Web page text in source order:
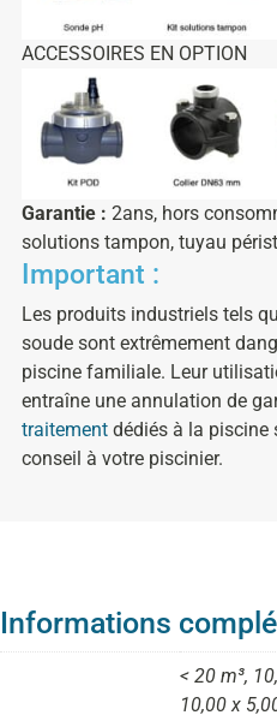
ACCESSOIRES EN OPTION
Garantie : 2ans, hors
solutions tampon, tuyau
Important :
Les produits industriels tels
soude sont extrêmement
piscine familiale. Leur
entraîne une annulation de
traitement dédiés à la piscine
conseil à votre piscinier.
Informations
< 20 m³,
10,00 x